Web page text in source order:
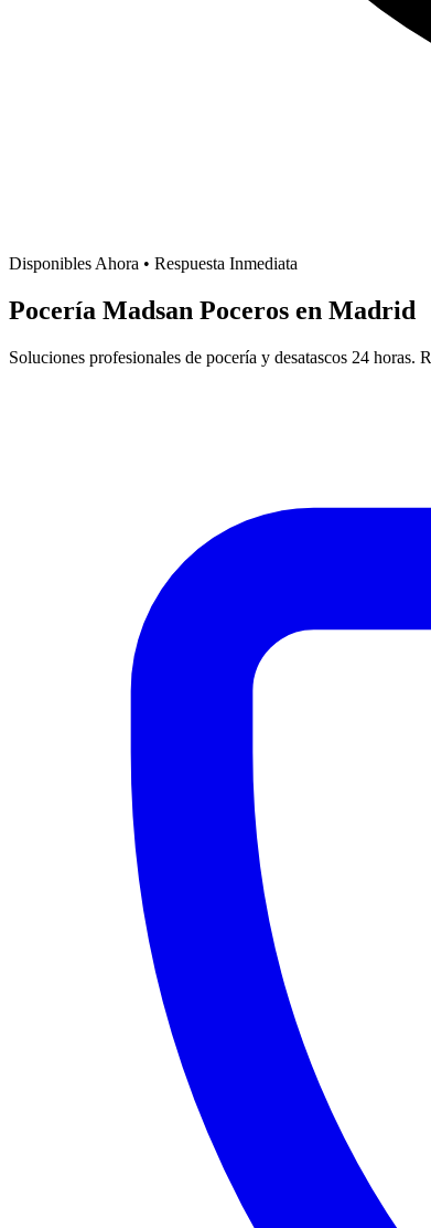
Disponibles Ahora • Respuesta Inmediata
Pocería Madsan Poceros en Madrid
Soluciones profesionales de pocería y desatascos 24